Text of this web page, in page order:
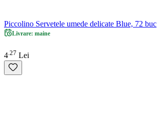
Piccolino Servetele umede delicate Blue, 72 buc
Livrare: maine
4 27 Lei